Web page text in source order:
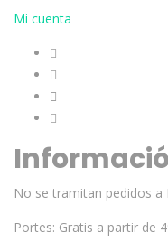
Mi cuenta
No se tramitan pedidos a
Portes: Gratis a partir de